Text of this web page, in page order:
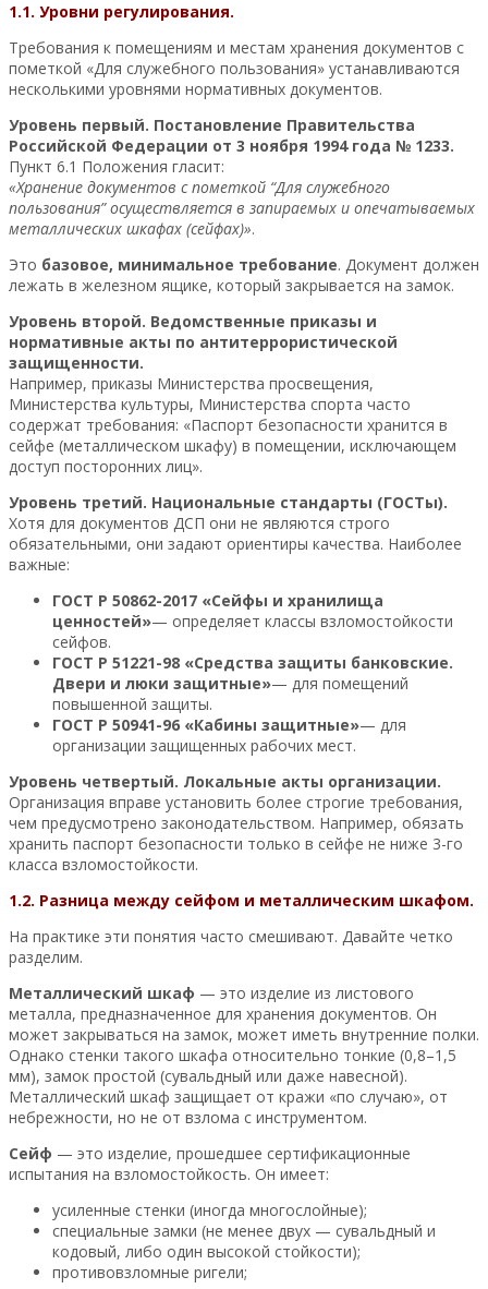
1.1. Уровни регулирования.
Требования к помещениям и местам хранения документов с
пометкой «Для служебного пользования» устанавливаются
несколькими уровнями нормативных документов.
Уровень первый. Постановление Правительства
Российской Федерации от 3 ноября 1994 года № 1233.
Пункт 6.1 Положения гласит:
«Хранение документов с пометкой “Для служебного
пользования” осуществляется в запираемых и опечатываемых
металлических шкафах (сейфах)».
Это базовое, минимальное требование. Документ должен
лежать в железном ящике, который закрывается на замок.
Уровень второй. Ведомственные приказы и
нормативные акты по антитеррористической
защищенности.
Например, приказы Министерства просвещения,
Министерства культуры, Министерства спорта часто
содержат требования: «Паспорт безопасности хранится в
сейфе (металлическом шкафу) в помещении, исключающем
доступ посторонних лиц».
Уровень третий. Национальные стандарты (ГОСТы).
Хотя для документов ДСП они не являются строго
обязательными, они задают ориентиры качества. Наиболее
важные:
ГОСТ Р 50862-2017 «Сейфы и хранилища
ценностей»— определяет классы взломостойкости
сейфов.
ГОСТ Р 51221-98 «Средства защиты банковские.
Двери и люки защитные»— для помещений
повышенной защиты.
ГОСТ Р 50941-96 «Кабины защитные»— для
организации защищенных рабочих мест.
Уровень четвертый. Локальные акты организации.
Организация вправе установить более строгие требования,
чем предусмотрено законодательством. Например, обязать
хранить паспорт безопасности только в сейфе не ниже 3-го
класса взломостойкости.
1.2. Разница между сейфом и металлическим шкафом.
На практике эти понятия часто смешивают. Давайте четко
разделим.
Металлический шкаф — это изделие из листового
металла, предназначенное для хранения документов. Он
может закрываться на замок, может иметь внутренние полки.
Однако стенки такого шкафа относительно тонкие (0,8–1,5
мм), замок простой (сувальдный или даже навесной).
Металлический шкаф защищает от кражи «по случаю», от
небрежности, но не от взлома с инструментом.
Сейф — это изделие, прошедшее сертификационные
испытания на взломостойкость. Он имеет:
усиленные стенки (иногда многослойные);
специальные замки (не менее двух — сувальдный и
кодовый, либо один высокой стойкости);
противовзломные ригели;